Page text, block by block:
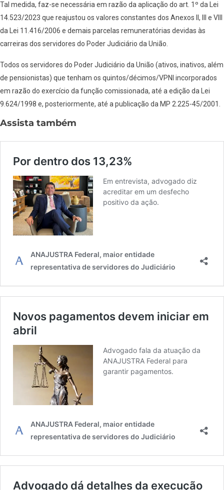
Tal medida, faz-se necessária em razão da aplicação do art. 1º da Lei
14.523/2023 que reajustou os valores constantes dos Anexos II, III e VIII
da Lei 11.416/2006 e demais parcelas remuneratórias devidas às
carreiras dos servidores do Poder Judiciário da União.
Todos os servidores do Poder Judiciário da União (ativos, inativos, além
de pensionistas) que tenham os quintos/décimos/VPNI incorporados
em razão do exercício da função comissionada, até a edição da Lei
9.624/1998 e, posteriormente, até a publicação da MP 2.225-45/2001.
Assista também